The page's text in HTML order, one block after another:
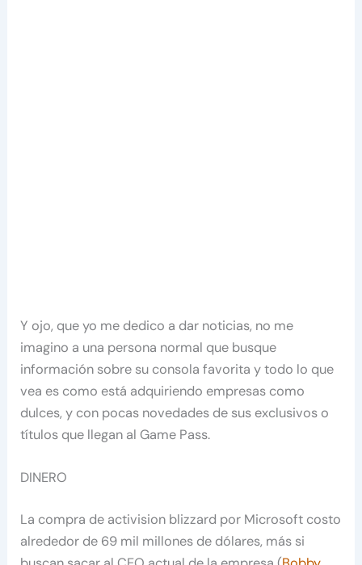
Y ojo, que yo me dedico a dar noticias, no me
imagino a una persona normal que busque
información sobre su consola favorita y todo lo que
vea es como está adquiriendo empresas como
dulces, y con pocas novedades de sus exclusivos o
títulos que llegan al Game Pass.
DINERO
La compra de activision blizzard por Microsoft costo
alrededor de 69 mil millones de dólares, más si